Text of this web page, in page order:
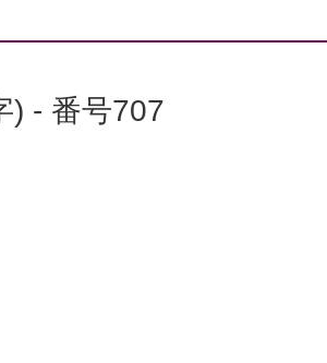
) - 番号707